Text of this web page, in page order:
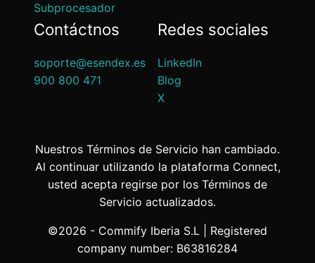
Subprocesador
Contáctnos
soporte@esendex.es
900 800 471
Redes sociales
LinkedIn
Blog
X
Nuestros Términos de Servicio han cambiado.
Al continuar utilizando la plataforma Connect,
usted acepta regirse por los Términos de
Servicio actualizados.
©2026 - Commify Iberia S.L | Registered
company number: B63816284